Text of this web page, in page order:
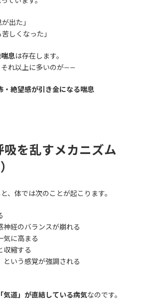
出た」
しくなった」
息は存在します。
それ以上に多いのが——
・絶望感が引き金になる喘息
吸を乱すメカニズム
、体では次のことが起こります。
神経のバランスが崩れる
気に高まる
収縮する
という感覚が強調される
気道」が直結している病気なのです。